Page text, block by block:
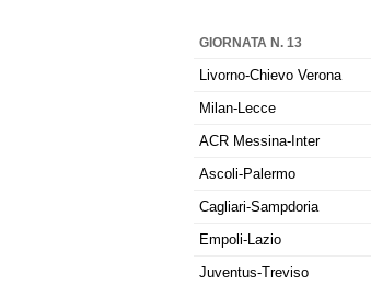
GIORNATA N. 13
Livorno-Chievo Verona
Milan-Lecce
ACR Messina-Inter
Ascoli-Palermo
Cagliari-Sampdoria
Empoli-Lazio
Juventus-Treviso